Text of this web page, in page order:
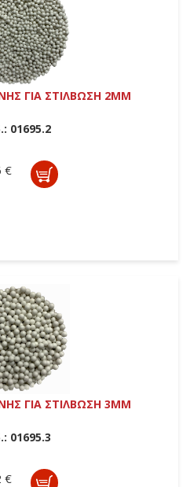
ΓΙΑ ΣΤΙΛΒΩΣΗ 2ΜΜ
01695.2
€
ΓΙΑ ΣΤΙΛΒΩΣΗ 3ΜΜ
01695.3
€